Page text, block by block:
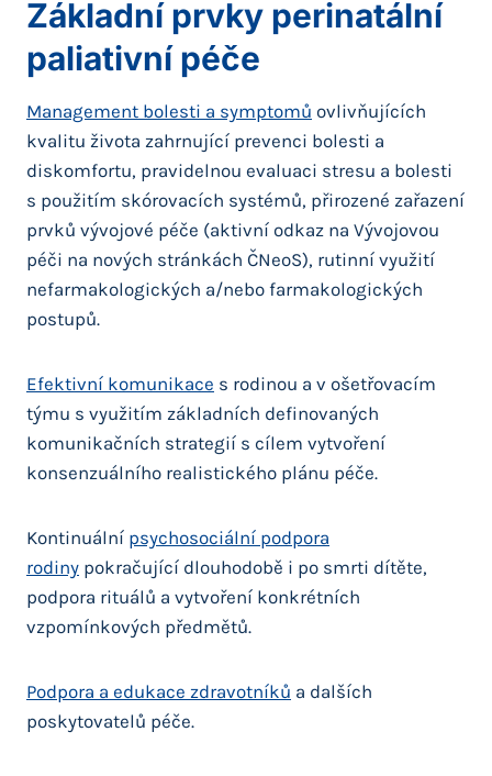
Základní prvky perinatální
paliativní péče
Management bolesti a symptomů ovlivňujících
kvalitu života zahrnující prevenci bolesti a
diskomfortu, pravidelnou evaluaci stresu a bolesti
s použitím skórovacích systémů, přirozené zařazení
prvků vývojové péče (aktivní odkaz na Vývojovou
péči na nových stránkách ČNeoS), rutinní využití
nefarmakologických a/nebo farmakologických
postupů.
Efektivní komunikace s rodinou a v ošetřovacím
týmu s využitím základních definovaných
komunikačních strategií s cílem vytvoření
konsenzuálního realistického plánu péče.
Kontinuální psychosociální podpora
rodiny pokračující dlouhodobě i po smrti dítěte,
podpora rituálů a vytvoření konkrétních
vzpomínkových předmětů.
Podpora a edukace zdravotníků a dalších
poskytovatelů péče.